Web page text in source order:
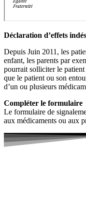
Déclaration d’effets
Depuis Juin 2011, les
enfant, les parents par
pourrait solliciter le
que le patient ou son
d’un ou plusieurs
Compléter le formulaire
Le formulaire de
aux médicaments ou aux